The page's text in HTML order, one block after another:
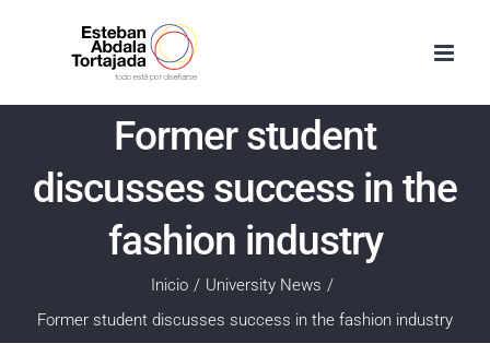
Former student
discusses success in the
fashion industry
Inicio / University News /
Former student discusses success in the fashion industry